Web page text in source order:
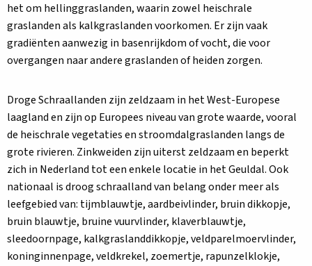
het om hellinggraslanden, waarin zowel heischrale
graslanden als kalkgraslanden voorkomen. Er zijn vaak
gradiënten aanwezig in basenrijkdom of vocht, die voor
overgangen naar andere graslanden of heiden zorgen.
Droge Schraallanden zijn zeldzaam in het West-Europese
laagland en zijn op Europees niveau van grote waarde, vooral
de heischrale vegetaties en stroomdalgraslanden langs de
grote rivieren. Zinkweiden zijn uiterst zeldzaam en beperkt
zich in Nederland tot een enkele locatie in het Geuldal. Ook
nationaal is droog schraalland van belang onder meer als
leefgebied van: tijmblauwtje, aardbeivlinder, bruin dikkopje,
bruin blauwtje, bruine vuurvlinder, klaverblauwtje,
sleedoornpage, kalkgraslanddikkopje, veldparelmoervlinder,
koninginnenpage, veldkrekel, zoemertje, rapunzelklokje,